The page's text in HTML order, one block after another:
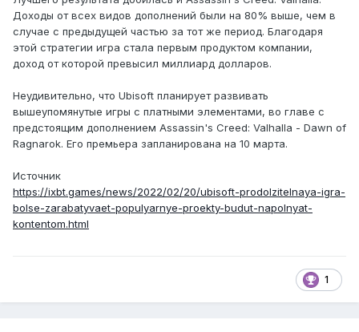
Доходы от всех видов дополнений были на 80% выше, чем в
случае с предыдущей частью за тот же период. Благодаря
этой стратегии игра стала первым продуктом компании,
доход от которой превысил миллиард долларов.
Неудивительно, что Ubisoft планирует развивать
вышеупомянутые игры с платными элементами, во главе с
предстоящим дополнением Assassin's Creed: Valhalla - Dawn of
Ragnarok. Его премьера запланирована на 10 марта.
Источник
https://ixbt.games/news/2022/02/20/ubisoft-prodolzitelnaya-igra-
bolse-zarabatyvaet-populyarnye-proekty-budut-napolnyat-
kontentom.html
1